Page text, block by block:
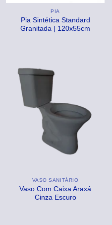
PIA
Pia Sintética Standard
Granitada | 120x55cm
VASO SANITÁRIO
Vaso Com Caixa Araxá
Cinza Escuro